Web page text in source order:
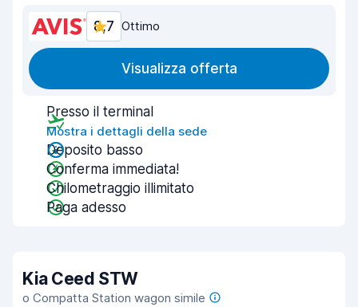
8,7 Ottimo
Visualizza offerta
Presso il terminal
Mostra i dettagli della sede
Deposito basso
Conferma immediata!
Chilometraggio illimitato
Paga adesso
Kia Ceed STW
o Compatta Station wagon simile